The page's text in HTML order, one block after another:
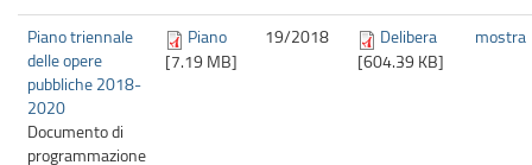
Piano triennale
delle opere
pubbliche 2018-
2020
Documento di
programmazione
Piano
[7.19 MB]
19/2018
Delibera
[604.39 KB]
mostra